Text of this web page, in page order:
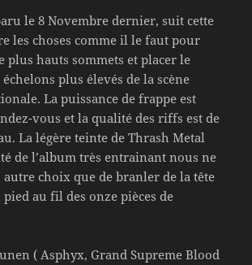
le 8 Novembre dernier, suit cette
les choses comme il le faut pour
plus hauts sommets et placer le
plus élevés de la scène
La puissance de frappe est
vous et la qualité des riffs est de
La légère teinte de Thrash Metal
de l’album très entrainant nous ne
choix que de branler de la tête
au fil des onze pièces de
( Asphyx, Grand Supreme Blood